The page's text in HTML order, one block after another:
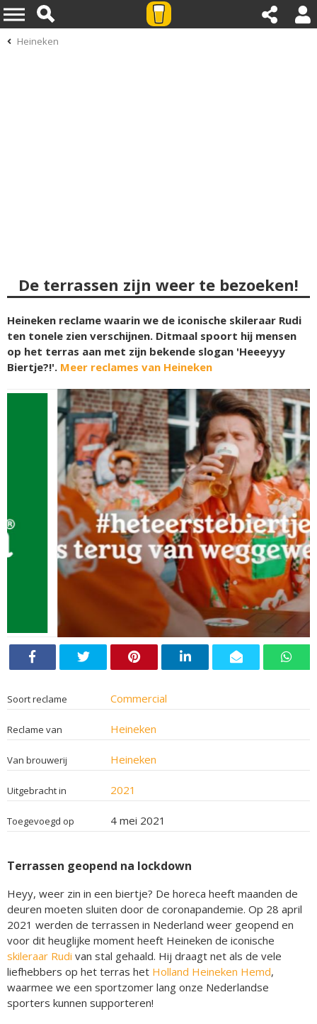
Heineken
De terrassen zijn weer te bezoeken!
Heineken reclame waarin we de iconische skileraar Rudi
ten tonele zien verschijnen. Ditmaal spoort hij mensen
op het terras aan met zijn bekende slogan 'Heeeyyy
Biertje?!'. Meer reclames van Heineken
Soort reclame Commercial
Reclame van Heineken
Van brouwerij Heineken
Uitgebracht in 2021
Toegevoegd op 4 mei 2021
Terrassen geopend na lockdown
Heyy, weer zin in een biertje? De horeca heeft maanden de
deuren moeten sluiten door de coronapandemie. Op 28 april
2021 werden de terrassen in Nederland weer geopend en
voor dit heuglijke moment heeft Heineken de iconische
skileraar Rudi van stal gehaald. Hij draagt net als de vele
liefhebbers op het terras het Holland Heineken Hemd,
waarmee we een sportzomer lang onze Nederlandse
sporters kunnen supporteren!